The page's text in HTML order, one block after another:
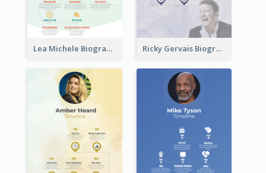
Lea Michele Biography Timeline Ricky Gervais Biography Timeline